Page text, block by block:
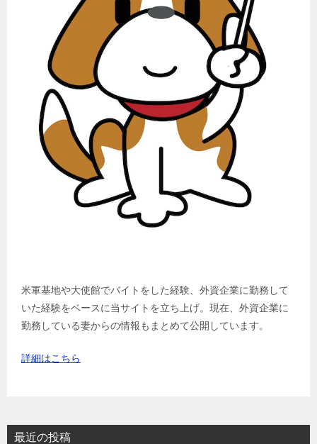
米軍基地や大使館でバイトをした経験、外資企業に勤務して
いた経験をベースに当サイトを立ち上げ。現在、外資企業に
勤務している妻からの情報もまとめて公開しています。
詳細はこちら
最近の投稿